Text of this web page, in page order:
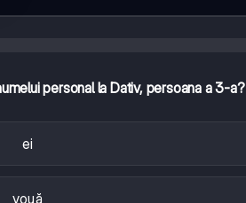
personal la Dativ, persoana a 3-a?
ei
vouă